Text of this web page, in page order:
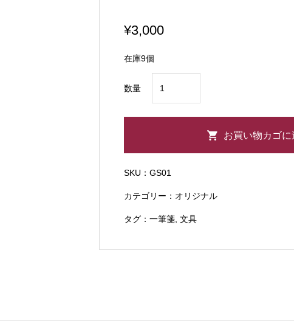
¥3,000
在庫9個
数量
ジ
箋
セ
ト
お買い物カゴに
SKU： GS01
カテゴリー： オリジナル
タグ： 一筆箋, 文具